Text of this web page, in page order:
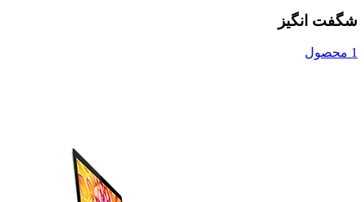
شگفت انگیز
1 محصول